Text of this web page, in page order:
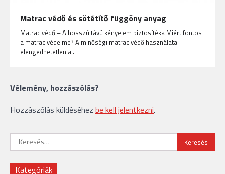
Matrac védő és sötétítő függöny anyag
Matrac védő – A hosszú távú kényelem biztosítéka Miért fontos
a matrac védelme? A minőségi matrac védő használata
elengedhetetlen a…
Vélemény, hozzászólás?
Hozzászólás küldéséhez be kell jelentkezni.
Keresés:
Kategóriák